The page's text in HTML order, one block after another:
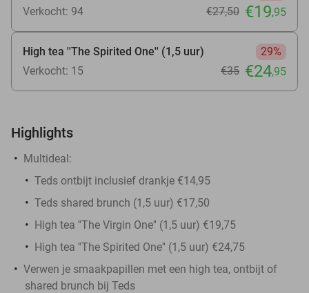
Verkocht: 94
€27,50 €19,95
High tea ''The Spirited One'' (1,5 uur)
29%
Verkocht: 15
€35 €24,95
Highlights
Multideal:
Teds ontbijt inclusief drankje €14,95
Teds shared brunch (1,5 uur) €17,50
High tea ''The Virgin One'' (1,5 uur) €19,75
High tea ''The Spirited One'' (1,5 uur) €24,75
Verwen je smaakpapillen met een high tea, ontbijt of
shared brunch bij Teds